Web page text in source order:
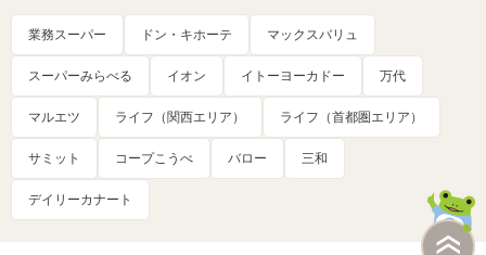
業務スーパー ドン・キホーテ マックスバリュ
スーパーみらべる イオン イトーヨーカドー 万代
マルエツ ライフ（関西エリア） ライフ（首都圏エリア）
サミット コープこうべ バロー 三和
デイリーカナート